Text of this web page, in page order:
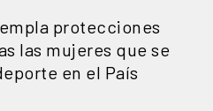
protecciones
las mujeres que se
en el País